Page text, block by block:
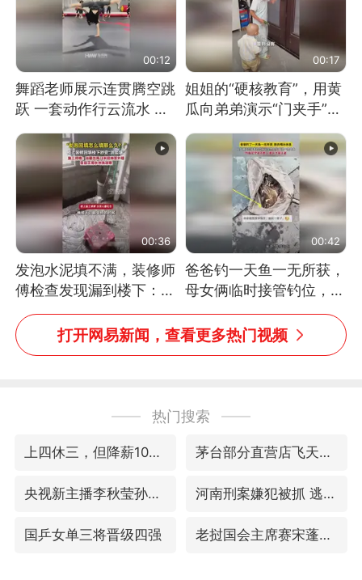
00:12
舞蹈老师展示连贯腾空跳
跃 一套动作行云流水 节
奏感拉满 网友：怎么做
到又舞又武的？
00:17
姐姐的“硬核教育”，用黄
瓜向弟弟演示“门夹手”，
网友：果然言传不如身
教！
00:36
发泡水泥填不满，装修师
傅检查发现漏到楼下：出
风口未延伸到外墙
00:42
爸爸钓一天鱼一无所获，
母女俩临时接管钓位，用
玩具鱼竿钓上大鱼
打开网易新闻，查看更多热门视频
热门搜索
上四休三，但降薪1000元，你接受吗？ 茅台部分直营店飞天茅台提价
央视新主播李秋莹孙亚鹏亮相 河南刑案嫌犯被抓 逃窜时伤害多人
国乒女单三将晋级四强 老挝国会主席赛宋蓬逝世